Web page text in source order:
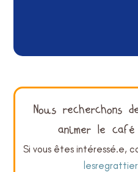
Nous recherchons
animer le
Si vous êtes intéressé.e,